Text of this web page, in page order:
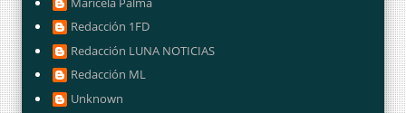
Redacción 1FD
Redacción LUNA NOTICIAS
Redacción ML
Unknown